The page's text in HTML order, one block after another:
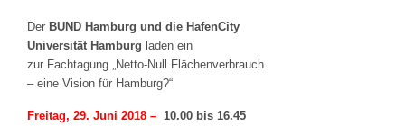
Der BUND Hamburg und die HafenCity
Universität Hamburg laden ein
zur Fachtagung „Netto-Null Flächenverbrauch
– eine Vision für Hamburg?“
Freitag, 29. Juni 2018 – 10.00 bis 16.45